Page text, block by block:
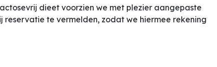
dieet voorzien we met plezier aangepaste
te vermelden, zodat we hiermee rekening